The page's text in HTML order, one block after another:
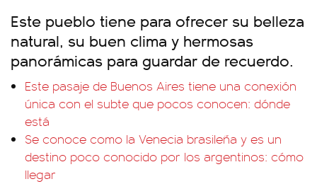
Este pueblo tiene para ofrecer su belleza
natural, su buen clima y hermosas
panorámicas para guardar de recuerdo.
Este pasaje de Buenos Aires tiene una conexión
única con el subte que pocos conocen: dónde
está
Se conoce como la Venecia brasileña y es un
destino poco conocido por los argentinos: cómo
llegar